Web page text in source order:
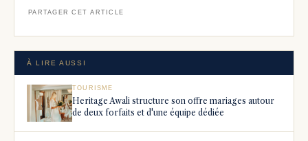
PARTAGER CET ARTICLE
À LIRE AUSSI
TOURISME
Heritage Awali structure son offre mariages autour
de deux forfaits et d'une équipe dédiée